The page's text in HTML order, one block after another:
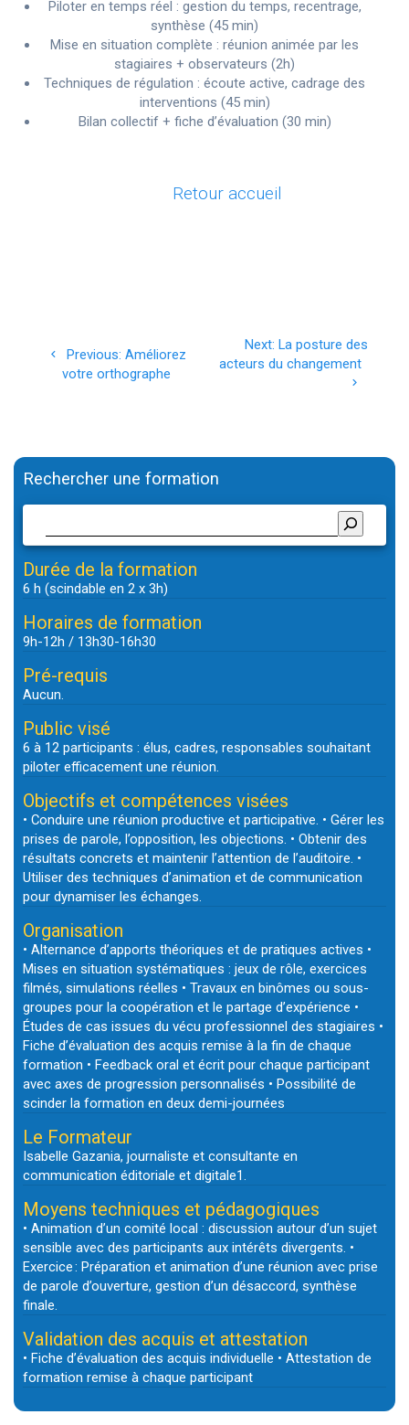
Piloter en temps réel : gestion du temps, recentrage,
synthèse (45 min)
Mise en situation complète : réunion animée par les
stagiaires + observateurs (2h)
Techniques de régulation : écoute active, cadrage des
interventions (45 min)
Bilan collectif + fiche d’évaluation (30 min)
Retour accueil
Previous: Previous
post:
Améliorez
votre orthographe
Next: Next
post:
La posture des
acteurs du changement
Rechercher une formation
Durée de la formation
6 h (scindable en 2 x 3h)
Horaires de formation
9h-12h / 13h30-16h30
Pré-requis
Aucun.
Public visé
6 à 12 participants : élus, cadres, responsables souhaitant
piloter efficacement une réunion.
Objectifs et compétences visées
• Conduire une réunion productive et participative. • Gérer les
prises de parole, l’opposition, les objections. • Obtenir des
résultats concrets et maintenir l’attention de l’auditoire. •
Utiliser des techniques d’animation et de communication
pour dynamiser les échanges.
Organisation
• Alternance d’apports théoriques et de pratiques actives •
Mises en situation systématiques : jeux de rôle, exercices
filmés, simulations réelles • Travaux en binômes ou sous-
groupes pour la coopération et le partage d’expérience •
Études de cas issues du vécu professionnel des stagiaires •
Fiche d’évaluation des acquis remise à la fin de chaque
formation • Feedback oral et écrit pour chaque participant
avec axes de progression personnalisés • Possibilité de
scinder la formation en deux demi-journées
Le Formateur
Isabelle Gazania, journaliste et consultante en
communication éditoriale et digitale1.
Moyens techniques et pédagogiques
• Animation d’un comité local : discussion autour d’un sujet
sensible avec des participants aux intérêts divergents. •
Exercice : Préparation et animation d’une réunion avec prise
de parole d’ouverture, gestion d’un désaccord, synthèse
finale.
Validation des acquis et attestation
• Fiche d’évaluation des acquis individuelle • Attestation de
formation remise à chaque participant